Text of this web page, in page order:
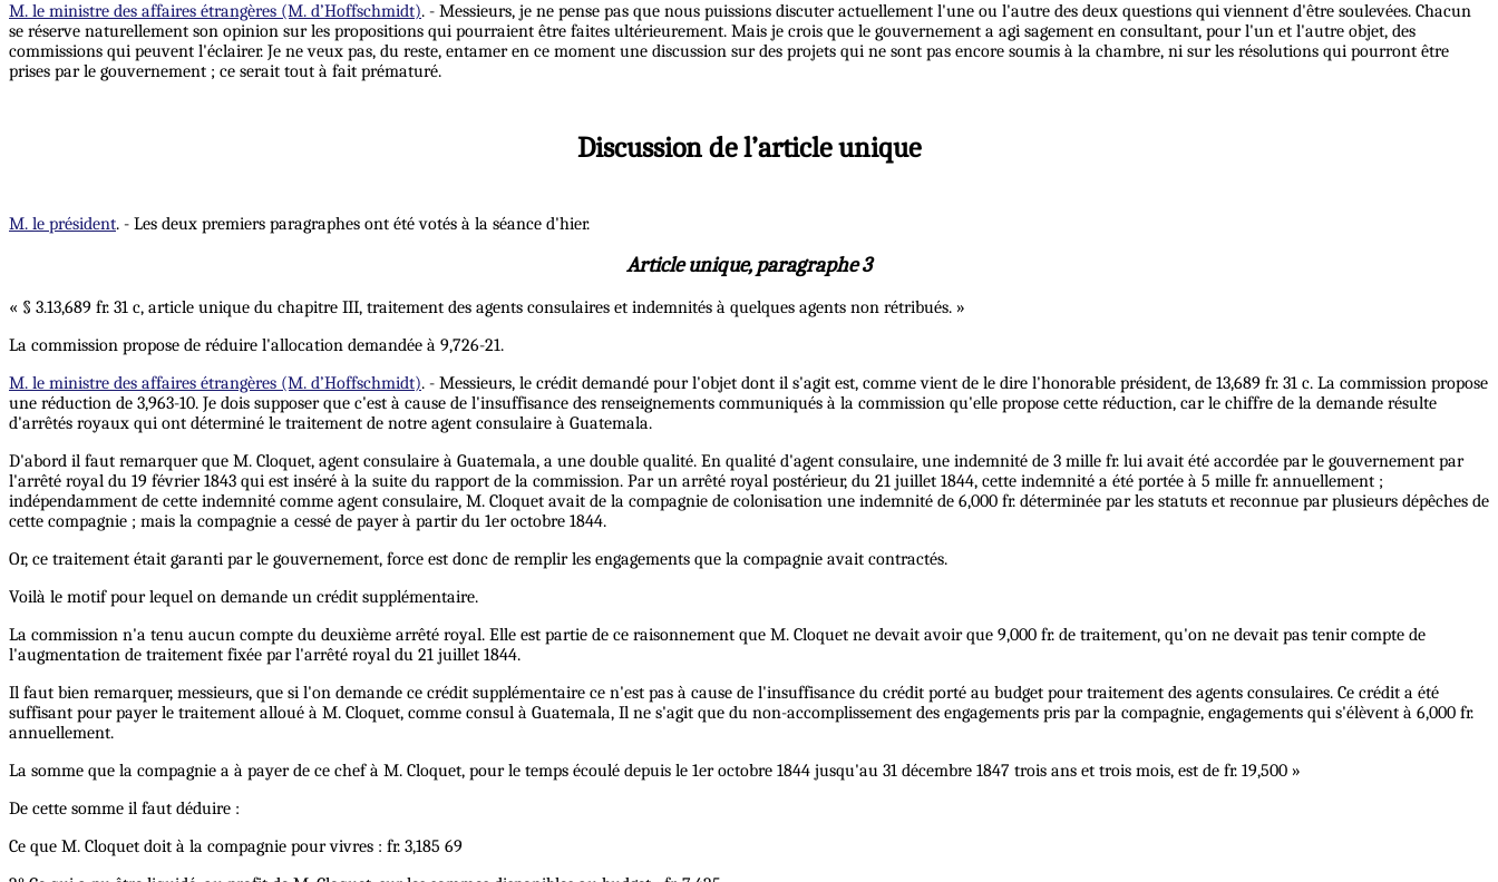
M. le ministre des affaires étrangères (M. d’Hoffschmidt). - Messieurs, je ne pense pas que nous puissions discuter actuellement l'une ou l'autre des deux questions qui viennent d'être soulevées. Chacun
se réserve naturellement son opinion sur les propositions qui pourraient être faites ultérieurement. Mais je crois que le gouvernement a agi sagement en consultant, pour l'un et l'autre objet, des
commissions qui peuvent l'éclairer. Je ne veux pas, du reste, entamer en ce moment une discussion sur des projets qui ne sont pas encore soumis à la chambre, ni sur les résolutions qui pourront être
prises par le gouvernement ; ce serait tout à fait prématuré.
Discussion de l’article unique
M. le président. - Les deux premiers paragraphes ont été votés à la séance d'hier.
Article unique, paragraphe 3
« § 3.13,689 fr. 31 c, article unique du chapitre III, traitement des agents consulaires et indemnités à quelques agents non rétribués. »
La commission propose de réduire l'allocation demandée à 9,726-21.
M. le ministre des affaires étrangères (M. d’Hoffschmidt). - Messieurs, le crédit demandé pour l'objet dont il s'agit est, comme vient de le dire l'honorable président, de 13,689 fr. 31 c. La commission propose
une réduction de 3,963-10. Je dois supposer que c'est à cause de l'insuffisance des renseignements communiqués à la commission qu'elle propose cette réduction, car le chiffre de la demande résulte
d'arrêtés royaux qui ont déterminé le traitement de notre agent consulaire à Guatemala.
D'abord il faut remarquer que M. Cloquet, agent consulaire à Guatemala, a une double qualité. En qualité d'agent consulaire, une indemnité de 3 mille fr. lui avait été accordée par le gouvernement par
l'arrêté royal du 19 février 1843 qui est inséré à la suite du rapport de la commission. Par un arrêté royal postérieur, du 21 juillet 1844, cette indemnité a été portée à 5 mille fr. annuellement ;
indépendamment de cette indemnité comme agent consulaire, M. Cloquet avait de la compagnie de colonisation une indemnité de 6,000 fr. déterminée par les statuts et reconnue par plusieurs dépêches de
cette compagnie ; mais la compagnie a cessé de payer à partir du 1er octobre 1844.
Or, ce traitement était garanti par le gouvernement, force est donc de remplir les engagements que la compagnie avait contractés.
Voilà le motif pour lequel on demande un crédit supplémentaire.
La commission n'a tenu aucun compte du deuxième arrêté royal. Elle est partie de ce raisonnement que M. Cloquet ne devait avoir que 9,000 fr. de traitement, qu'on ne devait pas tenir compte de
l'augmentation de traitement fixée par l'arrêté royal du 21 juillet 1844.
Il faut bien remarquer, messieurs, que si l'on demande ce crédit supplémentaire ce n'est pas à cause de l'insuffisance du crédit porté au budget pour traitement des agents consulaires. Ce crédit a été
suffisant pour payer le traitement alloué à M. Cloquet, comme consul à Guatemala, Il ne s'agit que du non-accomplissement des engagements pris par la compagnie, engagements qui s'élèvent à 6,000 fr.
annuellement.
La somme que la compagnie a à payer de ce chef à M. Cloquet, pour le temps écoulé depuis le 1er octobre 1844 jusqu'au 31 décembre 1847 trois ans et trois mois, est de fr. 19,500 »
De cette somme il faut déduire :
Ce que M. Cloquet doit à la compagnie pour vivres : fr. 3,185 69